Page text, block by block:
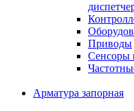
Приводы
Сенсоры
Арматура запорная